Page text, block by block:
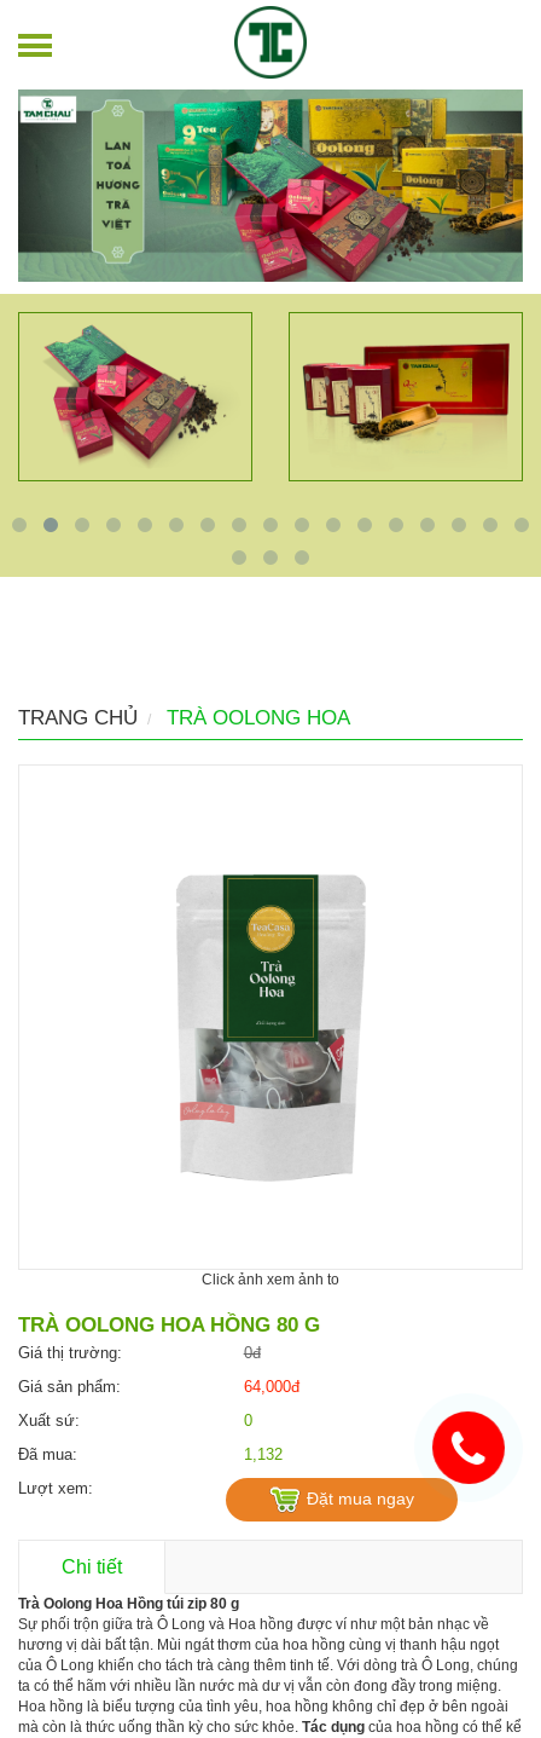
TRANG CHỦ TRÀ OOLONG HOA
Click ảnh xem ảnh to
TRÀ OOLONG HOA HỒNG 80 G
Giá thị trường:
Giá sản phẩm:
Xuất sứ:
Đã mua:
Lượt xem:
0đ
64,000đ
0
1,132
Đặt mua ngay
Chi tiết
Trà Oolong Hoa Hồng túi zip 80 g
Sự phối trộn giữa trà Ô Long và Hoa hồng được ví như một bản nhạc về
hương vị dài bất tận. Mùi ngát thơm của hoa hồng cùng vị thanh hậu ngọt
của Ô Long khiến cho tách trà càng thêm tinh tế. Với dòng trà Ô Long, chúng
ta có thể hãm với nhiều lần nước mà dư vị vẫn còn đong đầy trong miệng.
Hoa hồng là biểu tượng của tình yêu, hoa hồng không chỉ đẹp ở bên ngoài
mà còn là thức uống thần kỳ cho sức khỏe. Tác dụng của hoa hồng có thể kể